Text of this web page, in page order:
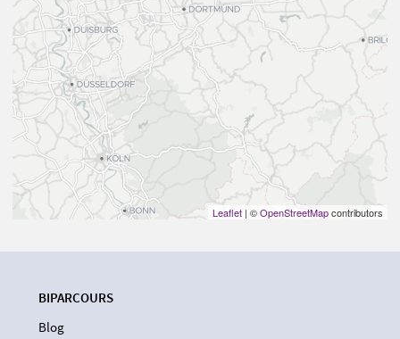
Leaflet | ©OpenStreetMapcontributors
BIPARCOURS
Blog